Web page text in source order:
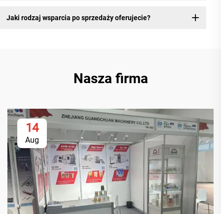
Jaki rodzaj wsparcia po sprzedaży oferujecie?
Nasza firma
14
Aug